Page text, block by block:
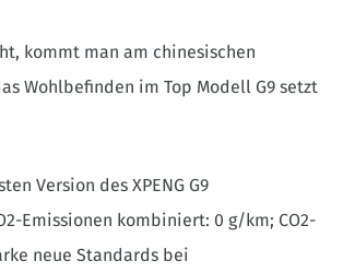
kommt man am chinesischen
Wohlbefinden im Top Modell G9 setzt
Version des XPENG G9
Emissionen kombiniert: 0 g/km; CO2-
neue Standards bei